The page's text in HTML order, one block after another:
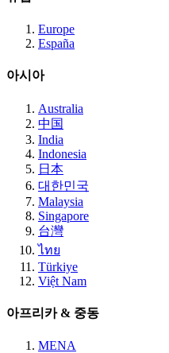
Europe
España
아시아
Australia
中国
India
Indonesia
日本
대한민국
Malaysia
Singapore
台灣
ไทย
Türkiye
Việt Nam
아프리카 & 중동
MENA